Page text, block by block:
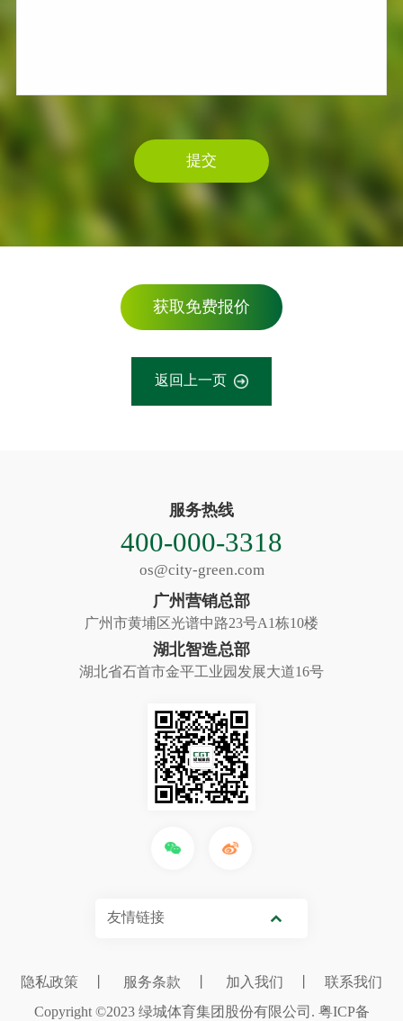
提交
获取免费报价
返回上一页
服务热线
400-000-3318
os@city-green.com
广州营销总部
广州市黄埔区光谱中路23号A1栋10楼
湖北智造总部
湖北省石首市金平工业园发展大道16号
友情链接
隐私政策 服务条款 加入我们
联系我们
Copyright ©2023 绿城体育集团股份有限公司. 粤ICP备